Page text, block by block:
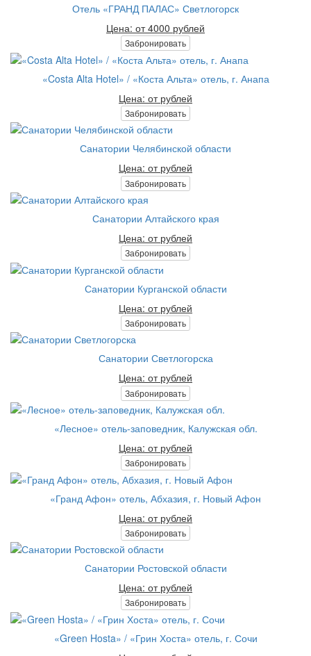
Отель «ГРАНД ПАЛАС» Светлогорск
Цена: от 4000 рублей
Забронировать
«Costa Alta Hotel» / «Коста Альта» отель, г. Анапа
Цена: от рублей
Забронировать
Санатории Челябинской области
Цена: от рублей
Забронировать
Санатории Алтайского края
Цена: от рублей
Забронировать
Санатории Курганской области
Цена: от рублей
Забронировать
Санатории Светлогорска
Цена: от рублей
Забронировать
«Лесное» отель-заповедник, Калужская обл.
Цена: от рублей
Забронировать
«Гранд Афон» отель, Абхазия, г. Новый Афон
Цена: от рублей
Забронировать
Санатории Ростовской области
Цена: от рублей
Забронировать
«Green Hosta» / «Грин Хоста» отель, г. Сочи